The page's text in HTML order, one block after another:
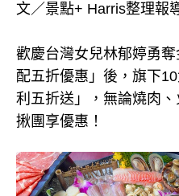
文／景點+ Harris整理報
歡慶台灣女兒林郁婷勇
配五折優惠」後，旗下
利五折送」，無論燒肉
揪團享優惠！